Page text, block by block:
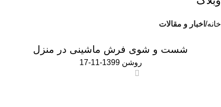
خانه اخبار و مقالات
شست و شوی فرش ماشینی در منزل
روشن 1399-11-17